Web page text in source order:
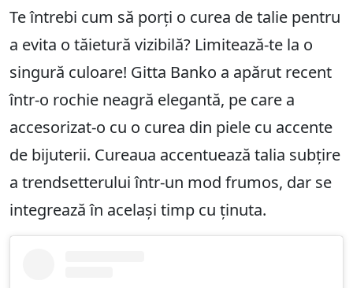
Te întrebi cum să porți o curea de talie pentru
a evita o tăietură vizibilă? Limitează-te la o
singură culoare! Gitta Banko a apărut recent
într-o rochie neagră elegantă, pe care a
accesorizat-o cu o curea din piele cu accente
de bijuterii. Cureaua accentuează talia subțire
a trendsetterului într-un mod frumos, dar se
integrează în același timp cu ținuta.